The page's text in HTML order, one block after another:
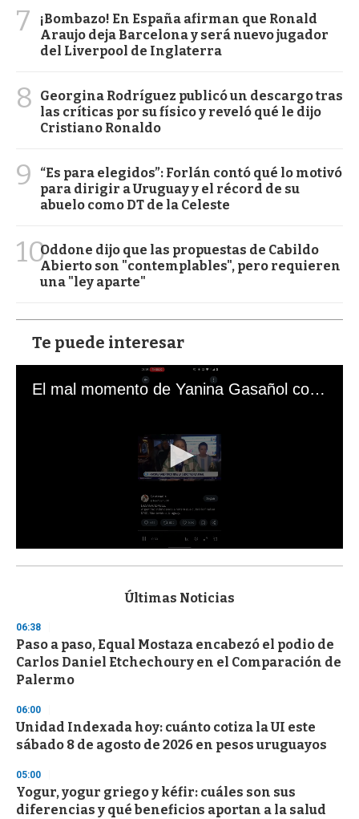
7
¡Bombazo! En España afirman que Ronald
Araujo deja Barcelona y será nuevo jugador
del Liverpool de Inglaterra
8
Georgina Rodríguez publicó un descargo tras
las críticas por su físico y reveló qué le dijo
Cristiano Ronaldo
9
“Es para elegidos”: Forlán contó qué lo motivó
para dirigir a Uruguay y el récord de su
abuelo como DT de la Celeste
10Oddone dijo que las propuestas de Cabildo
Abierto son "contemplables", pero requieren
una "ley aparte"
Te puede interesar
El mal momento de Yanina Gasañol con un hincha argentino en "Subrayado"
s
d
s
o
f
3
s
e
c
o
d
s
Últimas Noticias
06:38
Paso a paso, Equal Mostaza encabezó el podio de
Carlos Daniel Etchechoury en el Comparación de
Palermo
06:00
Unidad Indexada hoy: cuánto cotiza la UI este
sábado 8 de agosto de 2026 en pesos uruguayos
05:00
Yogur, yogur griego y kéfir: cuáles son sus
diferencias y qué beneficios aportan a la salud